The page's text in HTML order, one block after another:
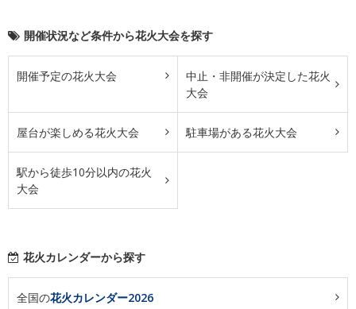
開催状況など条件から花火大会を探す
開催予定の花火大会
中止・非開催が決定した花火
大会
屋台が楽しめる花火大会 駐車場がある花火大会
駅から徒歩10分以内の花火
大会
花火カレンダーから探す
全国の花火カレンダー2026